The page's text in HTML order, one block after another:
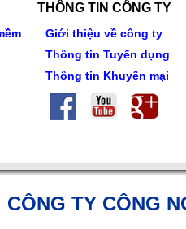
THÔNG TIN CÔNG TY
Giới thiệu về công ty
Thông tin Tuyển dụng
Thông tin Khuyến mại
CÔNG TY CÔNG